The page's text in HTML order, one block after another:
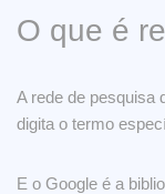
O que é
A rede de pesquisa
digita o termo
E o Google é a